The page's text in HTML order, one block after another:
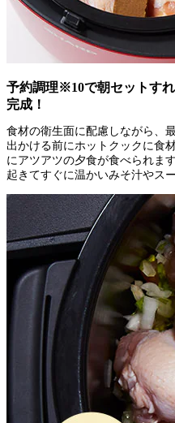
予約調理※10で朝セットす
完成！
食材の衛生面に配慮しながら、
出かける前にホットクックに食
にアツアツの夕食が食べられま
起きてすぐに温かいみそ汁やス